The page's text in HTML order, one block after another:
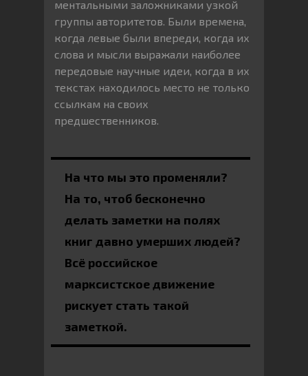
ментальными заложниками узкой
группы авторитетов. Были времена,
когда левые были впереди, когда их
слова и мысли выражали наиболее
передовые научные идеи, когда в их
текстах находилось место не только
ссылкам на своих
предшественников.
На что мы это променяли?
На то, чтоб бесконечно
делать заметки на полях
книг давно умерших людей?
Всё российское
марксистское движение
рискует стать такой
заметкой.